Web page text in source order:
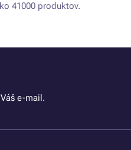
41000 produktov.
e-mail.